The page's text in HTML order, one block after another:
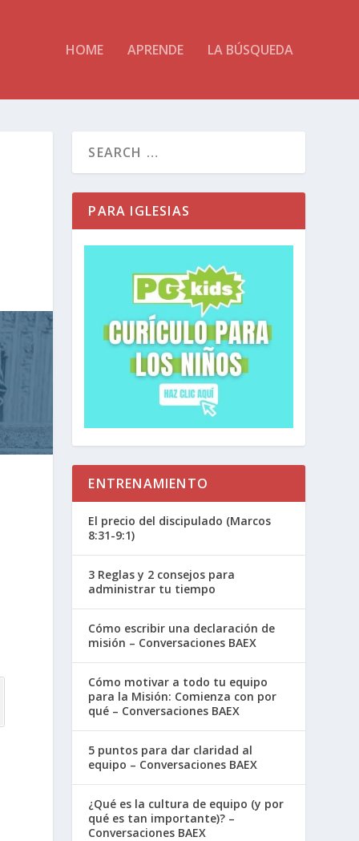
HOME APRENDE LA BÚSQUEDA
PARA IGLESIAS
ENTRENAMIENTO
El precio del discipulado (Marcos
8:31-9:1)
3 Reglas y 2 consejos para
administrar tu tiempo
Cómo escribir una declaración de
misión – Conversaciones BAEX
Cómo motivar a todo tu equipo
para la Misión: Comienza con por
qué – Conversaciones BAEX
5 puntos para dar claridad al
equipo – Conversaciones BAEX
¿Qué es la cultura de equipo (y por
qué es tan importante)? –
Conversaciones BAEX